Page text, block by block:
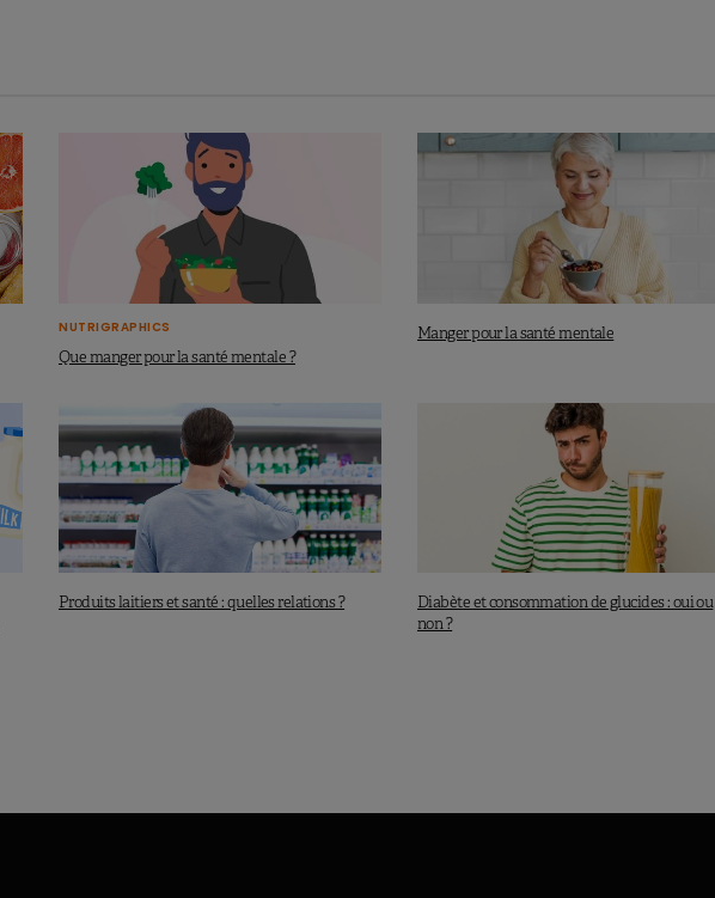
NUTRIGRAPHICS
Que manger pour la santé mentale ?
Manger pour la santé mentale
Produits laitiers et santé : quelles relations ?
Diabète et consommation de glucides : oui ou
non ?